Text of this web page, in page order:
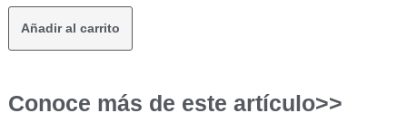
Añadir al carrito
Conoce más de este artículo>>